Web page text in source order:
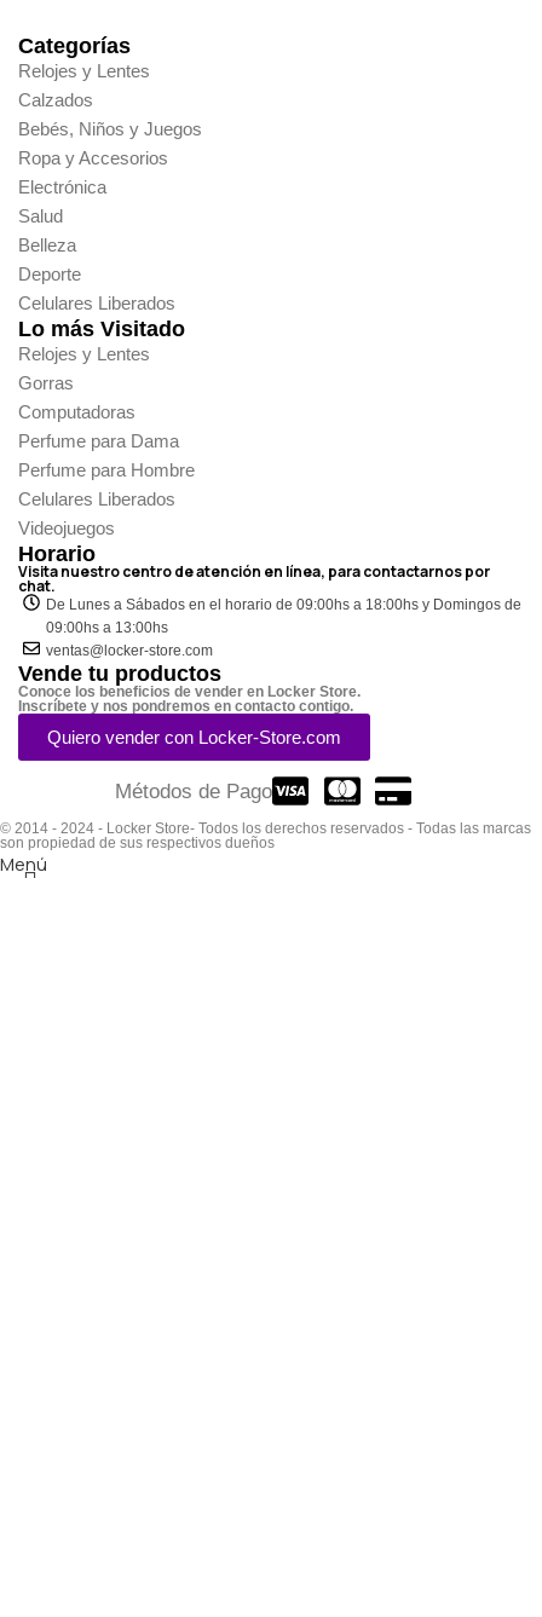
Categorías
Relojes y Lentes
Calzados
Bebés, Niños y Juegos
Ropa y Accesorios
Electrónica
Salud
Belleza
Deporte
Celulares Liberados
Lo más Visitado
Relojes y Lentes
Gorras
Computadoras
Perfume para Dama
Perfume para Hombre
Celulares Liberados
Videojuegos
Horario
Visita nuestro centro de atención en línea, para contactarnos por
chat.
De Lunes a Sábados en el horario de 09:00hs a 18:00hs y Domingos de
09:00hs a 13:00hs
ventas@locker-store.com
Vende tu productos
Conoce los beneficios de vender en Locker Store.
Inscríbete y nos pondremos en contacto contigo.
Quiero vender con Locker-Store.com
Métodos de Pago
© 2014 - 2024 - Locker Store- Todos los derechos reservados - Todas las marcas
son propiedad de sus respectivos dueños
Menú